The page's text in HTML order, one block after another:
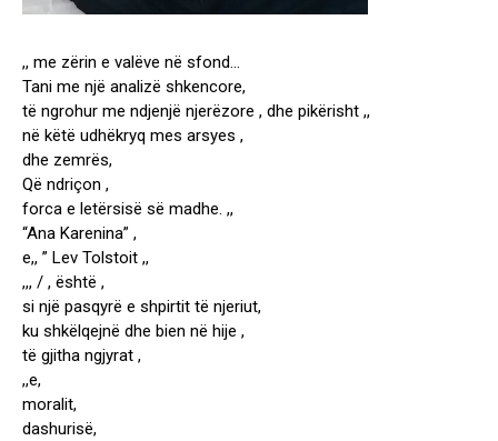
,, me zërin e valëve në sfond…
Tani me një analizë shkencore,
të ngrohur me ndjenjë njerëzore , dhe pikërisht ,,
në këtë udhëkryq mes arsyes ,
dhe zemrës,
Që ndriçon ,
forca e letërsisë së madhe. ,,
“Ana Karenina” ,
e,, ” Lev Tolstoit ,,
,,, / , është ,
si një pasqyrë e shpirtit të njeriut,
ku shkëlqejnë dhe bien në hije ,
të gjitha ngjyrat ,
,,e,
moralit,
dashurisë,